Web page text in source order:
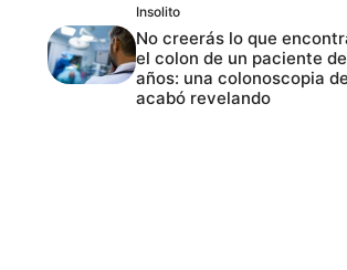
Insolito
No creerás lo que
el colon de un paciente
años: una colonoscopia
acabó revelando